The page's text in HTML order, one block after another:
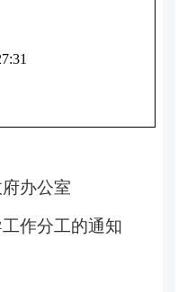
办公室
作分工的通知